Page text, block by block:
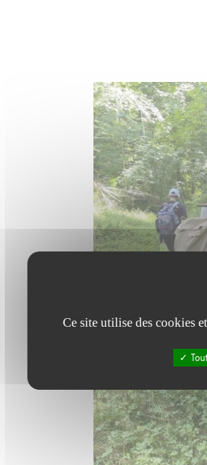
Ce site utilise des cookies